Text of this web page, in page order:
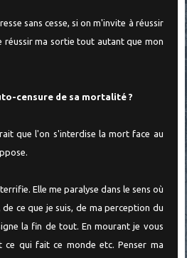
sans cesse, si on m'invite à réussir
réussir ma sortie tout autant que mon
censure de sa mortalité ?
que l'on s'interdise la mort face au
Elle me paralyse dans le sens où
ce que je suis, de ma perception du
la fin de tout. En mourant je vous
qui fait ce monde etc. Penser ma